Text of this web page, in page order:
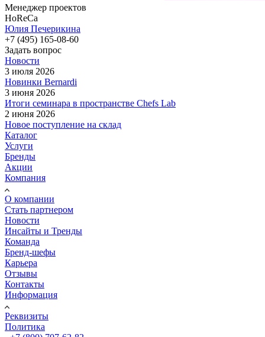
Менеджер проектов
HoReCa
Юлия Печерикина
+7 (495) 165-08-60
Задать вопрос
Новости
3 июля 2026
Новинки Bernardi
3 июня 2026
Итоги семинара в пространстве Chefs Lab
2 июня 2026
Новое поступление на склад
Каталог
Услуги
Бренды
Акции
Компания
О компании
Стать партнером
Новости
Инсайты и Тренды
Команда
Бренд-шефы
Карьера
Отзывы
Контакты
Информация
Реквизиты
Политика